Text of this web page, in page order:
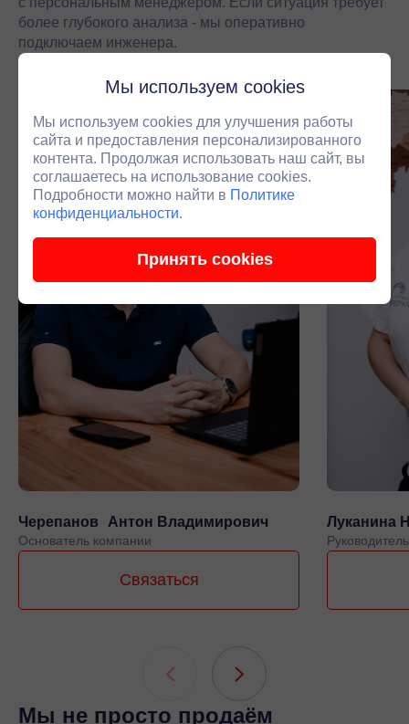
более глубокого анализа - мы оперативно
подключаем инженера.
Черепанов Антон Владимирович
Основатель компании
Связаться
Луканина
Мы не просто продаём
Мы используем cookies
Мы используем cookies для улучшения работы
сайта и предоставления персонализированного
контента. Продолжая использовать наш сайт, вы
соглашаетесь на использование cookies.
Подробности можно найти в Политике
конфиденциальности.
Принять cookies